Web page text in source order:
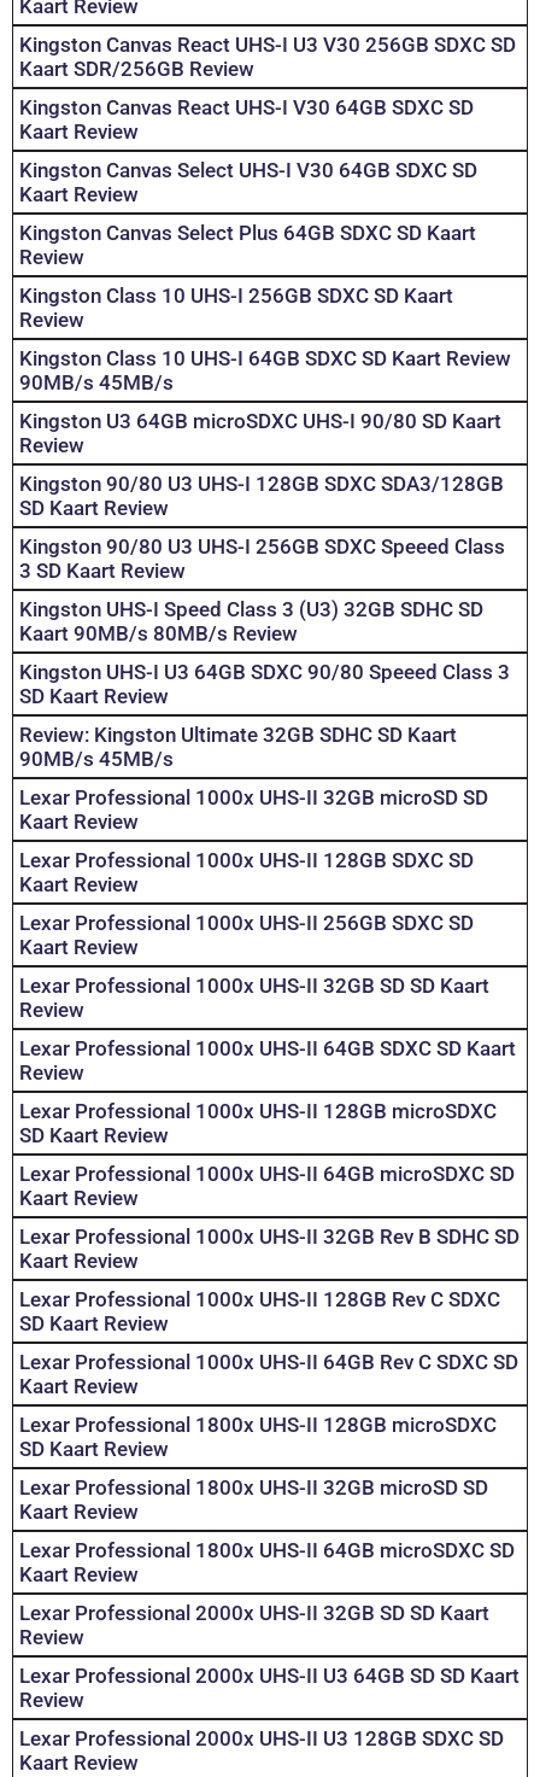
Kaart Review
Kingston Canvas React UHS-I U3 V30 256GB SDXC SD
Kaart SDR/256GB Review
Kingston Canvas React UHS-I V30 64GB SDXC SD
Kaart Review
Kingston Canvas Select UHS-I V30 64GB SDXC SD
Kaart Review
Kingston Canvas Select Plus 64GB SDXC SD Kaart
Review
Kingston Class 10 UHS-I 256GB SDXC SD Kaart
Review
Kingston Class 10 UHS-I 64GB SDXC SD Kaart Review
90MB/s 45MB/s
Kingston U3 64GB microSDXC UHS-I 90/80 SD Kaart
Review
Kingston 90/80 U3 UHS-I 128GB SDXC SDA3/128GB
SD Kaart Review
Kingston 90/80 U3 UHS-I 256GB SDXC Speeed Class
3 SD Kaart Review
Kingston UHS-I Speed Class 3 (U3) 32GB SDHC SD
Kaart 90MB/s 80MB/s Review
Kingston UHS-I U3 64GB SDXC 90/80 Speeed Class 3
SD Kaart Review
Review: Kingston Ultimate 32GB SDHC SD Kaart
90MB/s 45MB/s
Lexar Professional 1000x UHS-II 32GB microSD SD
Kaart Review
Lexar Professional 1000x UHS-II 128GB SDXC SD
Kaart Review
Lexar Professional 1000x UHS-II 256GB SDXC SD
Kaart Review
Lexar Professional 1000x UHS-II 32GB SD SD Kaart
Review
Lexar Professional 1000x UHS-II 64GB SDXC SD Kaart
Review
Lexar Professional 1000x UHS-II 128GB microSDXC
SD Kaart Review
Lexar Professional 1000x UHS-II 64GB microSDXC SD
Kaart Review
Lexar Professional 1000x UHS-II 32GB Rev B SDHC SD
Kaart Review
Lexar Professional 1000x UHS-II 128GB Rev C SDXC
SD Kaart Review
Lexar Professional 1000x UHS-II 64GB Rev C SDXC SD
Kaart Review
Lexar Professional 1800x UHS-II 128GB microSDXC
SD Kaart Review
Lexar Professional 1800x UHS-II 32GB microSD SD
Kaart Review
Lexar Professional 1800x UHS-II 64GB microSDXC SD
Kaart Review
Lexar Professional 2000x UHS-II 32GB SD SD Kaart
Review
Lexar Professional 2000x UHS-II U3 64GB SD SD Kaart
Review
Lexar Professional 2000x UHS-II U3 128GB SDXC SD
Kaart Review